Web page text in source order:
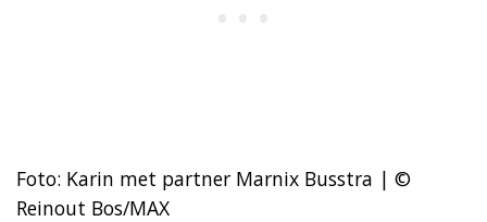
Foto: Karin met partner Marnix Busstra | ©
Reinout Bos/MAX